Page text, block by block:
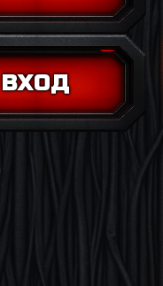
ВХОД